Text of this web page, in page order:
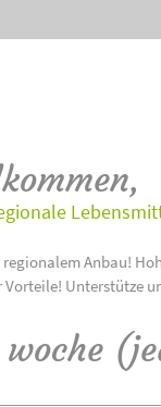
regionalem Anbau!
Unterstütze